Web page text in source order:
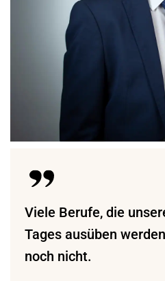
Viele Berufe, die
Tages ausüben
noch nicht.